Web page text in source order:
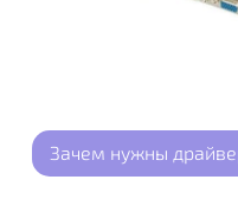
Зачем нужны